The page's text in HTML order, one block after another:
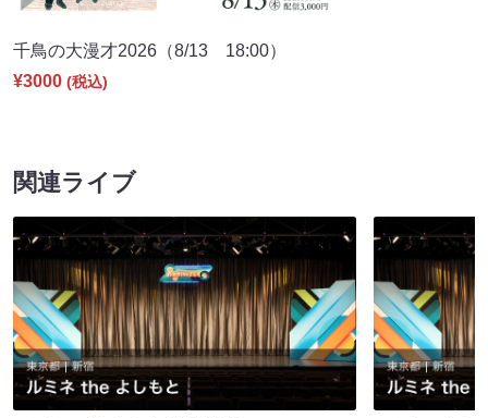
千鳥の大漫才2026（8/13 18:00）
¥3000 (税込)
関連ライブ